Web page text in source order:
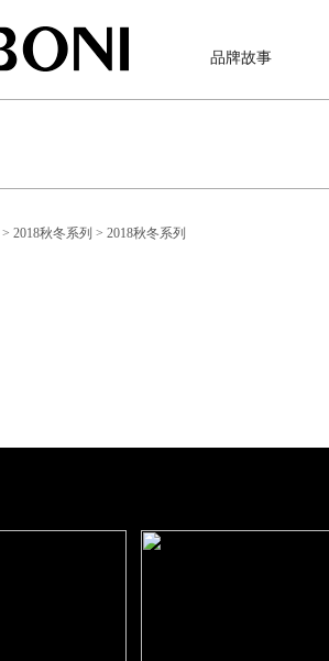
品牌故事
> 2018秋冬系列 > 2018秋冬系列